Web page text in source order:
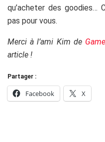
qu’acheter des goodies…
pas pour vous.
Merci à l’ami Kim de
article !
Partager :
Facebook X